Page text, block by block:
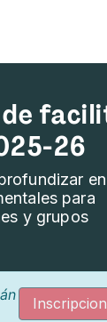
26
para
y grupos